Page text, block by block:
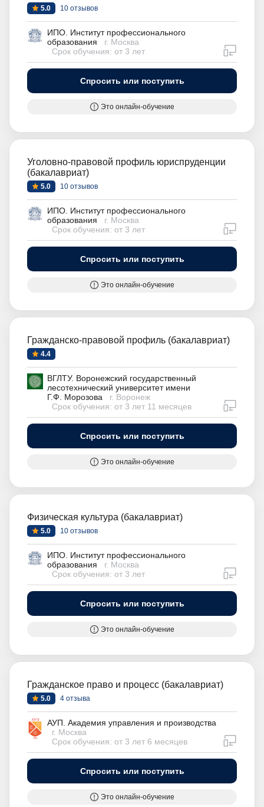
5.0 10 отзывов
ИПО. Институт профессионального
образования
г. Москва
Срок обучения: от 3 лет
Спросить или поступить
Это онлайн-обучение
Уголовно-правовой профиль юриспруденции
(бакалавриат)
5.0 10 отзывов
ИПО. Институт профессионального
образования
г. Москва
Срок обучения: от 3 лет
Спросить или поступить
Это онлайн-обучение
Гражданско-правовой профиль (бакалавриат)
4.4
ВГЛТУ. Воронежский государственный
лесотехнический университет имени
Г.Ф. Морозова
г. Воронеж
Срок обучения: от 3 лет 11 месяцев
Спросить или поступить
Это онлайн-обучение
Физическая культура (бакалавриат)
5.0 10 отзывов
ИПО. Институт профессионального
образования
г. Москва
Срок обучения: от 3 лет
Спросить или поступить
Это онлайн-обучение
Гражданское право и процесс (бакалавриат)
5.0 4 отзыва
АУП. Академия управления и производства
г. Москва
Срок обучения: от 3 лет 6 месяцев
Спросить или поступить
Это онлайн-обучение